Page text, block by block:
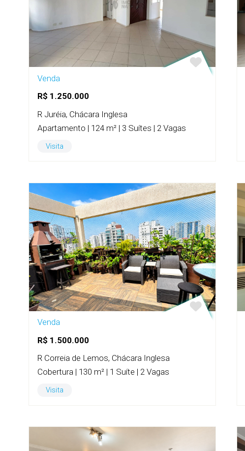
Venda
R$ 1.250.000
R Juréia, Chácara Inglesa
Apartamento | 124 m² | 3 Suítes | 2 Vagas
Visita
Venda
R$ 1.500.000
R Correia de Lemos, Chácara Inglesa
Cobertura | 130 m² | 1 Suíte | 2 Vagas
Visita